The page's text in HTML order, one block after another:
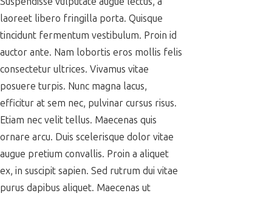
laoreet libero fringilla porta. Quisque
tincidunt fermentum vestibulum. Proin id
auctor ante. Nam lobortis eros mollis felis
consectetur ultrices. Vivamus vitae
posuere turpis. Nunc magna lacus,
efficitur at sem nec, pulvinar cursus risus.
Etiam nec velit tellus. Maecenas quis
ornare arcu. Duis scelerisque dolor vitae
augue pretium convallis. Proin a aliquet
ex, in suscipit sapien. Sed rutrum dui vitae
purus dapibus aliquet. Maecenas ut